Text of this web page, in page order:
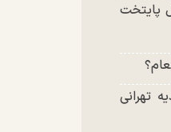
پایتخت
تهرانی